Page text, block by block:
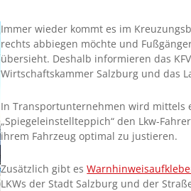
Immer wieder kommt es im
rechts abbiegen möchte und
übersieht. Deshalb informieren das
Wirtschaftskammer Salzburg und das
In Transportunternehmen wird mittels
„Spiegeleinstellteppich“ den Lkw-
ihrem Fahrzeug optimal zu justieren.
Zusätzlich gibt es
LKWs der Stadt Salzburg und der